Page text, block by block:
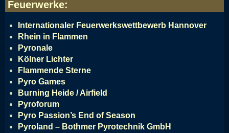
Feuerwerke:
Internationaler Feuerwerkswettbewerb Hannover
Rhein in Flammen
Pyronale
Kölner Lichter
Flammende Sterne
Pyro Games
Burning Heide / Airfield
Pyroforum
Pyro Passion’s End of Season
Pyroland – Bothmer Pyrotechnik GmbH